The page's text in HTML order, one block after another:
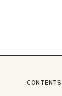
CONTENTS